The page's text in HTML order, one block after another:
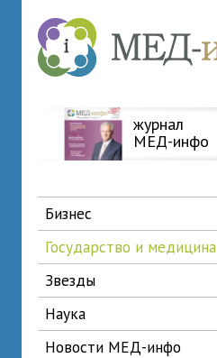
журнал
МЕД-инфо
бизнес
государство и медицина
звезды
наука
новости МЕД-инфо